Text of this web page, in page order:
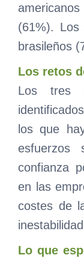
(61%). Los
brasileños
Los retos
Los tres
los que
esfuerzos
confianza
en las
costes de
Lo que